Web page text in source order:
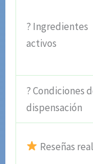
? Ingredientes
activos
? Condiciones
dispensación
Reseñas